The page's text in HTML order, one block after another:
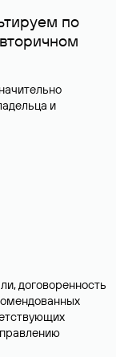
по
и
договоренность